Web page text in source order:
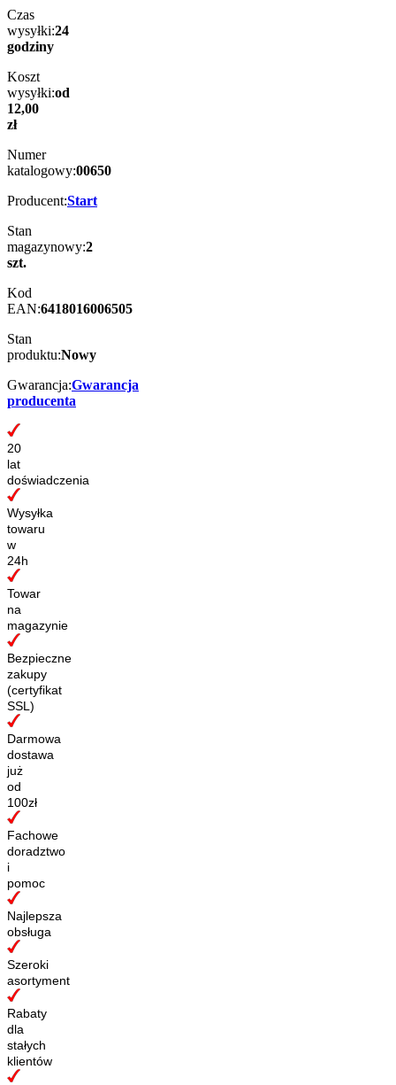
Czas
wysyłki:24
godziny
Koszt
wysyłki:od
12,00
zł
Numer
katalogowy:00650
Producent:Start
Stan
magazynowy:2
szt.
Kod
EAN:6418016006505
Stan
produktu:Nowy
Gwarancja:Gwarancja
producenta
20
lat
doświadczenia
Wysyłka
towaru
w
24h
Towar
na
magazynie
Bezpieczne
zakupy
(certyfikat
SSL)
Darmowa
dostawa
już
od
100zł
Fachowe
doradztwo
i
pomoc
Najlepsza
obsługa
Szeroki
asortyment
Rabaty
dla
stałych
klientów